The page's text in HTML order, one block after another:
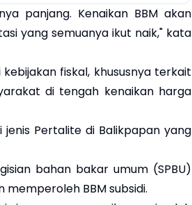
panjang. Kenaikan BBM akan
yang semuanya ikut naik," kata
fiskal, khususnya terkait
di tengah kenaikan harga
jenis Pertalite di Balikpapan yang
bahan bakar umum (SPBU)
BBM subsidi.